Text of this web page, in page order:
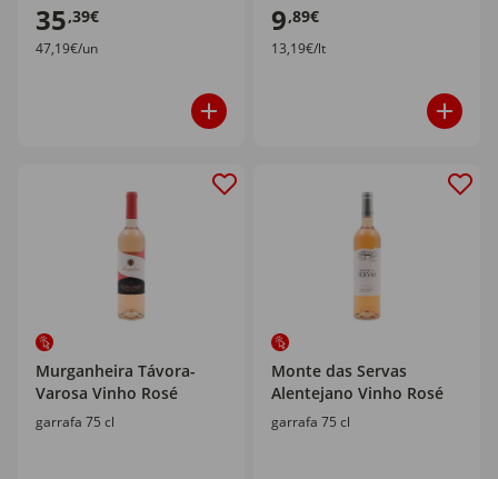
35,39€
47,19€/un
9,89€
13,19€/lt
Murganheira Távora-
Varosa Vinho Rosé
garrafa 75 cl
Monte das Servas
Alentejano Vinho Rosé
garrafa 75 cl